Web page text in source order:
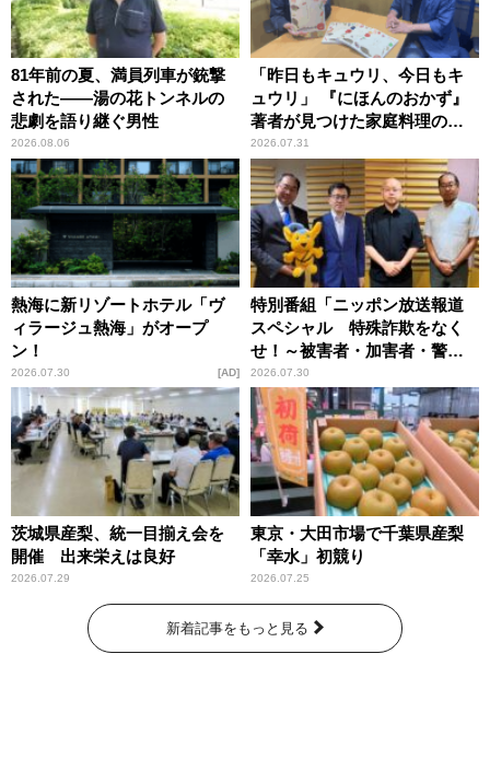
81年前の夏、満員列車が銃撃
された――湯の花トンネルの
悲劇を語り継ぐ男性
2026.08.06
「昨日もキュウリ、今日もキ
ュウリ」 『にほんのおかず』
著者が見つけた家庭料理の知
恵
2026.07.31
熱海に新リゾートホテル「ヴ
ィラージュ熱海」がオープ
ン！
2026.07.30 AD
特別番組「ニッポン放送報道
スペシャル 特殊詐欺をなく
せ！～被害者・加害者・警視
庁が語るトクリュウの実態
～」放送
2026.07.30
茨城県産梨、統一目揃え会を
開催 出来栄えは良好
2026.07.29
東京・大田市場で千葉県産梨
「幸水」初競り
2026.07.25
新着記事をもっと見る